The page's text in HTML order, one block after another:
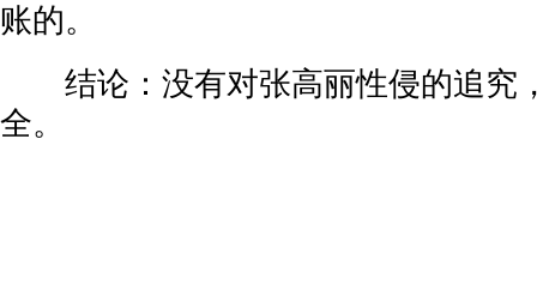
账的。
结论：没有对张高丽性侵的追究
全。